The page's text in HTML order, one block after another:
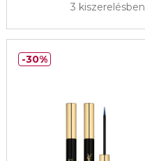
3 kiszerelésben
30%